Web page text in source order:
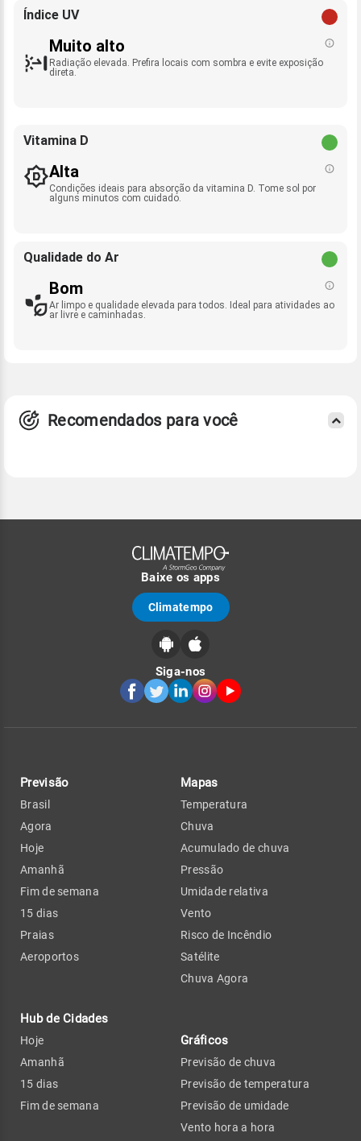
Índice UV
Muito alto
Radiação elevada. Prefira locais com sombra e evite exposição
direta.
Vitamina D
Alta
Condições ideais para absorção da vitamina D. Tome sol por
alguns minutos com cuidado.
Qualidade do Ar
Bom
Ar limpo e qualidade elevada para todos. Ideal para atividades ao
ar livre e caminhadas.
Recomendados para você
Baixe os apps
Climatempo
Siga-nos
Previsão
Brasil
Agora
Hoje
Amanhã
Fim de semana
15 dias
Praias
Aeroportos
Hub de Cidades
Hoje
Amanhã
15 dias
Fim de semana
Mapas
Temperatura
Chuva
Acumulado de chuva
Pressão
Umidade relativa
Vento
Risco de Incêndio
Satélite
Chuva Agora
Gráficos
Previsão de chuva
Previsão de temperatura
Previsão de umidade
Vento hora a hora